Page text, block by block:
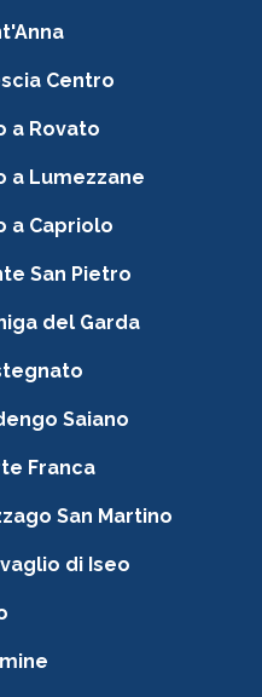
Centro
a Rovato
a Lumezzane
a Capriolo
San Pietro
del Garda
Saiano
Franca
San Martino
di Iseo